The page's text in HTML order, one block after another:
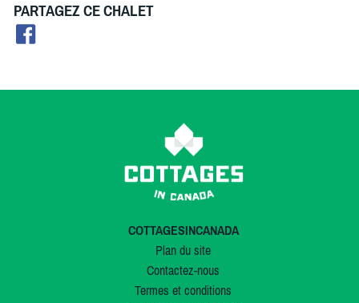
PARTAGEZ CE CHALET
COTTAGESINCANADA
Plan du site
Contactez-nous
Termes et conditions